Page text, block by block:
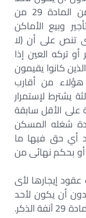
حق البقاء فيها تطبيقاً للفقرة الأولى من المادة 29 من
1977 فى شأن تأجير وبيع الأماكن
تنص على أن (لا
تركه العين إذا
كانوا يقيمون
من أقارب
يشترط لإستمرار
الأقل سابقة
شغله المسكن
أي حق فيها ما
بحكم نهائى من
عقود إيجارها لأى
أن يكون لأحد
حق البقاء فيها تطبيقاً للفقرة الأولى من المادة 29 آنفة الذكر.